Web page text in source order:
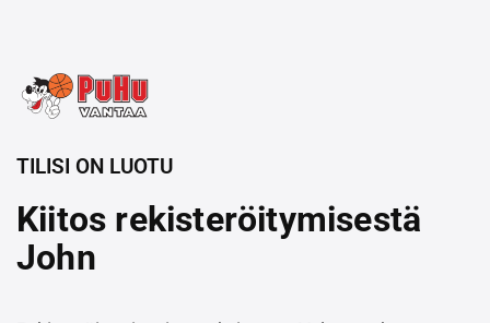
TILISI ON LUOTU
Kiitos rekisteröitymisestä
John